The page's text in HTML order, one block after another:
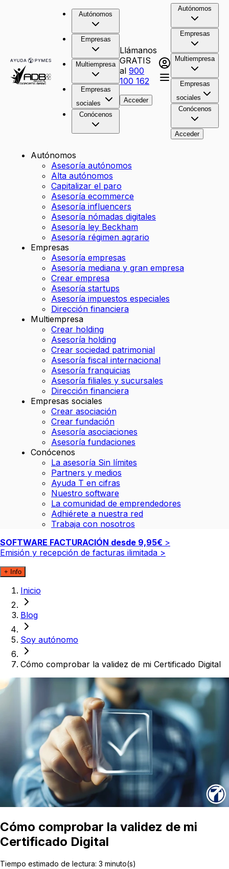
Autónomos
Empresas
Multiempresa
Empresas
sociales
Conócenos
Llámanos
GRATIS
al900
100 162
Acceder
Autónomos
Empresas
Multiempresa
Empresas
sociales
Conócenos
Acceder
Autónomos
Asesoría autónomos
Alta autónomos
Capitalizar el paro
Asesoría ecommerce
Asesoría influencers
Asesoría nómadas digitales
Asesoría ley Beckham
Asesoría régimen agrario
Empresas
Asesoría empresas
Asesoría mediana y gran empresa
Crear empresa
Asesoría startups
Asesoría impuestos especiales
Dirección financiera
Multiempresa
Crear holding
Asesoría holding
Crear sociedad patrimonial
Asesoría fiscal internacional
Asesoría franquicias
Asesoría filiales y sucursales
Dirección financiera
Empresas sociales
Crear asociación
Crear fundación
Asesoría asociaciones
Asesoría fundaciones
Conócenos
La asesoría Sin límites
Partners y medios
Ayuda T en cifras
Nuestro software
La comunidad de emprendedores
Adhiérete a nuestra red
Trabaja con nosotros
SOFTWARE FACTURACIÓN desde 9,95€ >
Emisión y recepción de facturas ilimitada >
+ Info
Inicio
Blog
Soy autónomo
Cómo comprobar la validez de mi Certificado Digital
Cómo comprobar la validez de mi
Certificado Digital
Tiempo estimado de lectura: 3 minuto(s)